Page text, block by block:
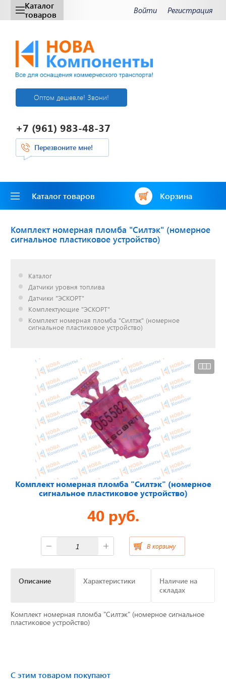
Каталог
товаров
Войти Регистрация
Оптом дешевле! Звони!
+7 (961) 983-48-37
Перезвоните мне!
Каталог товаров Корзина
Открылся новый
Акции. Скидки.
Спецпредложения.
Узнать подробнее...
Отвечаем на актуальные
вопросы
Приборные панели
Видеонаблюдение на транспорте
GPS и ГЛОНАСС трекеры
Комплект номерная пломба "Силтэк" (номерное
сигнальное пластиковое устройство)
Каталог
Датчики уровня топлива
Датчики "ЭСКОРТ"
Комплектующие "ЭСКОРТ"
Комплект номерная пломба "Силтэк" (номерное
сигнальное пластиковое устройство)
Комплект номерная пломба "Силтэк" (номерное
сигнальное пластиковое устройство)
40 руб.
В корзину
Описание Характеристики
Наличие на
складах
Комплект номерная пломба "Силтэк" (номерное сигнальное
пластиковое устройство)
С этим товаром покупают